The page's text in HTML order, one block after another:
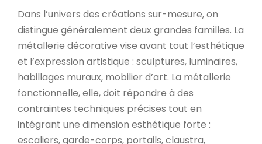
Dans l’univers des créations sur-mesure, on
distingue généralement deux grandes familles. La
métallerie décorative vise avant tout l’esthétique
et l’expression artistique : sculptures, luminaires,
habillages muraux, mobilier d’art. La métallerie
fonctionnelle, elle, doit répondre à des
contraintes techniques précises tout en
intégrant une dimension esthétique forte :
escaliers, garde-corps, portails, claustra,